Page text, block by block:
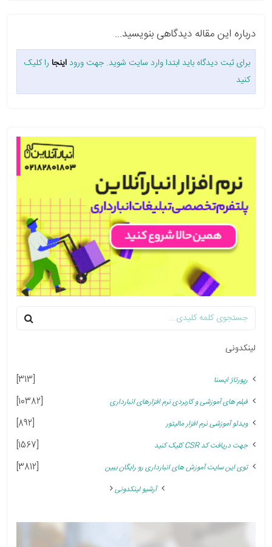
درباره این مقاله دیدگاهی بنویسید...
برای ثبت دیدگاه باید ابتدا وارد سایت شوید. جهت ورود اینجا را کلیک
کنید
لینکدونی
رپورتاژ ایسنا [313]
فیلم های آموزشی و کاربردی نرم افزارهای انبارداری [10382]
ویدئو آموزشی نرم افزار مالیتور [892]
جهت دریافت کد CSR کلیک کنید [1567]
توی این سایت آموزش های انبارداری رو رایگان ببین [3812]
آرشیو لینکدونی